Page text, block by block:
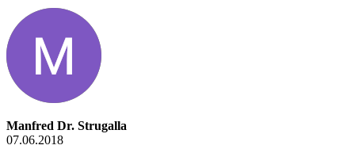
Manfred Dr. Strugalla
07.06.2018